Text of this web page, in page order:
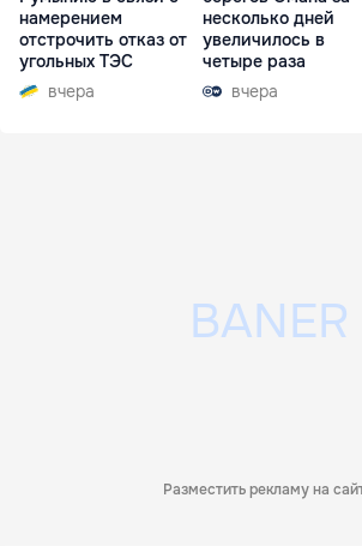
намерением
отстрочить отказ от
угольных ТЭС
вчера
несколько дней
увеличилось в
четыре раза
вчера
Разместить рекламу на